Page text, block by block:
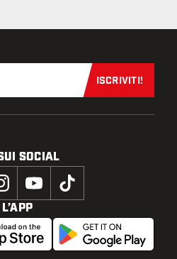
Iscriviti
ISCRIVITI!
SOCIAL